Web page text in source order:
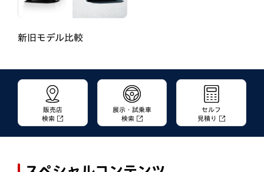
新旧モデル比較
販売店
検索
展示・試乗車
検索
セルフ
見積り